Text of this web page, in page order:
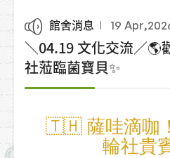
館舍消息 19
＼04.19 文化交流／
社蒞臨菌寶貝✨
🇹🇭 薩哇滴咖
輪社貴